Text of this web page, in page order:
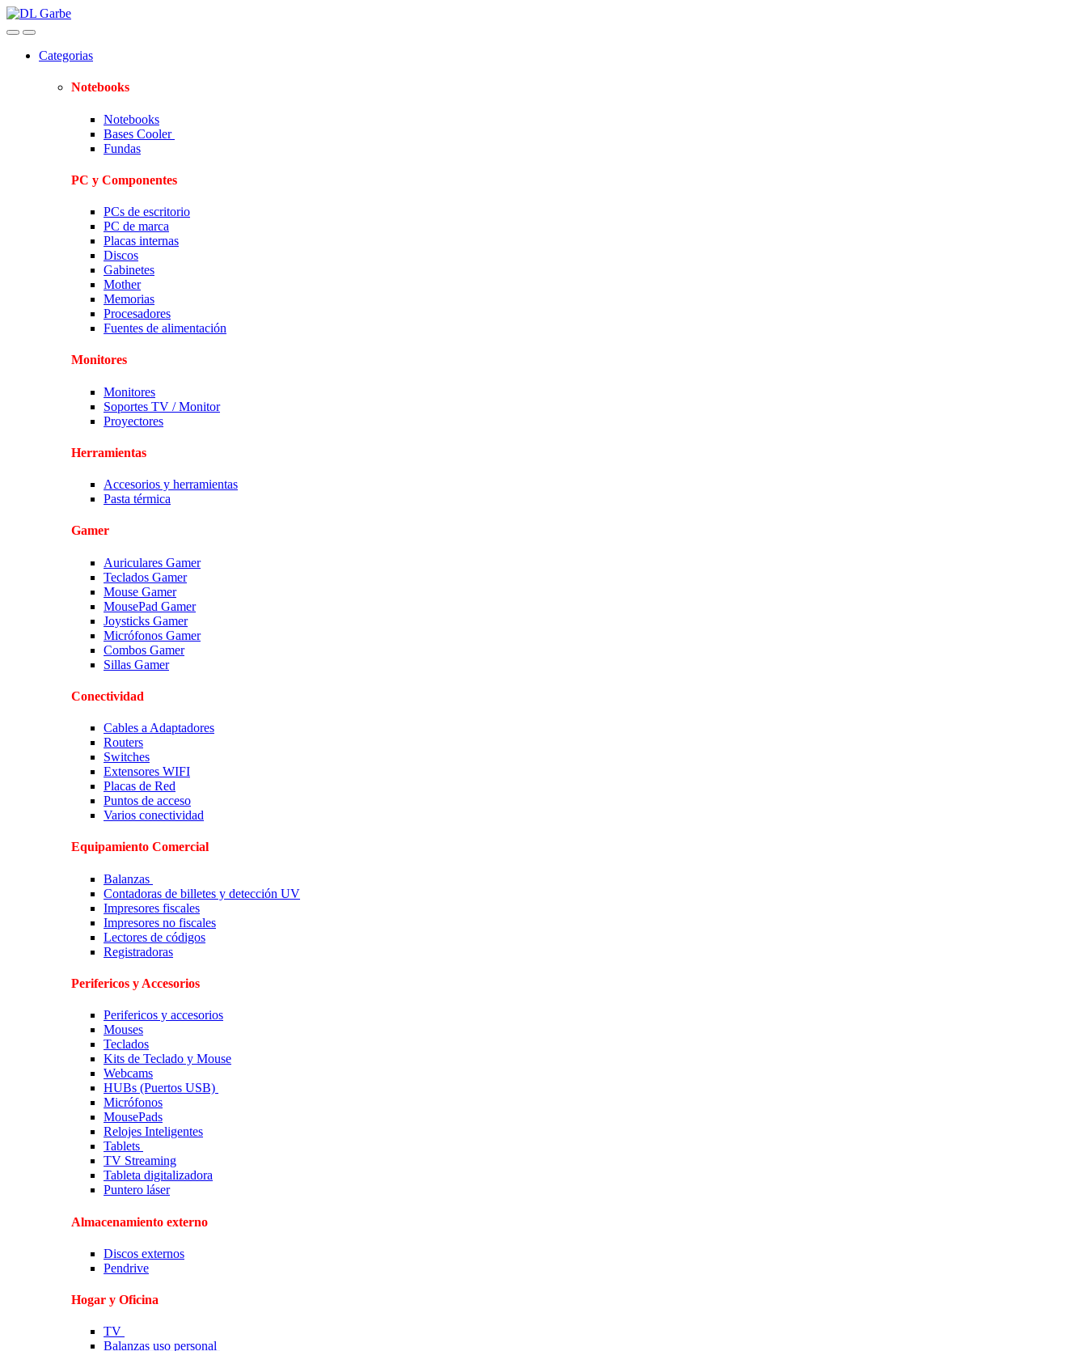
Skip
to
Skip
to
Categorias
Notebooks
Notebooks
Bases Cooler
Fundas
PC y Componentes
PCs de escritorio
PC de marca
Placas internas
Discos
Gabinetes
Mother
Memorias
Procesadores
Fuentes de alimentación
Monitores
Monitores
Soportes TV / Monitor
Proyectores
Herramientas
Accesorios y herramientas
Pasta térmica
Gamer
Auriculares Gamer
Teclados Gamer
Mouse Gamer
MousePad Gamer
Joysticks Gamer
Micrófonos Gamer
Combos Gamer
Sillas Gamer
Conectividad
Cables a Adaptadores
Routers
Switches
Extensores WIFI
Placas de Red
Puntos de acceso
Varios conectividad
Equipamiento Comercial
Balanzas
Contadoras de billetes y detección UV
Impresores fiscales
Impresores no fiscales
Lectores de códigos
Registradoras
Perifericos y Accesorios
Perifericos y accesorios
Mouses
Teclados
Kits de Teclado y Mouse
Webcams
HUBs (Puertos USB)
Micrófonos
MousePads
Relojes Inteligentes
Tablets
TV Streaming
Tableta digitalizadora
Puntero láser
Almacenamiento externo
Discos externos
Pendrive
Hogar y Oficina
TV
Balanzas uso personal